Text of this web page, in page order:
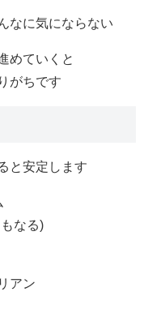
なに気にならない
めていくと
がちです
と安定します
なる)
アン